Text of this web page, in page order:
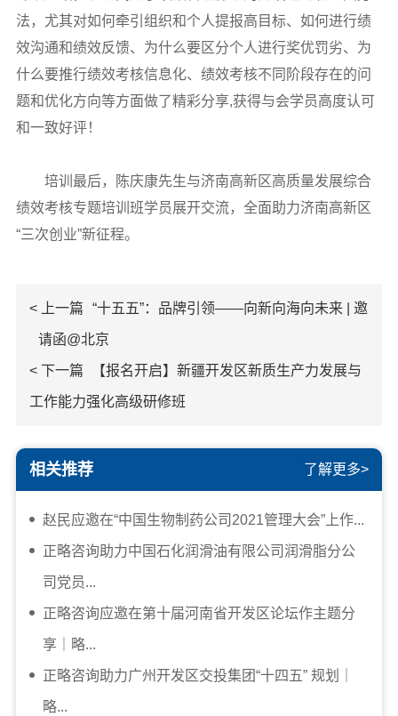
法，尤其对如何牵引组织和个人提报高目标、如何进行绩
效沟通和绩效反馈、为什么要区分个人进行奖优罚劣、为
什么要推行绩效考核信息化、绩效考核不同阶段存在的问
题和优化方向等方面做了精彩分享,获得与会学员高度认可
和一致好评！
培训最后，陈庆康先生与济南高新区高质量发展综合
绩效考核专题培训班学员展开交流，全面助力济南高新区
“三次创业”新征程。
< 上一篇 “十五五”：品牌引领——向新向海向未来 | 邀
请函@北京
< 下一篇 【报名开启】新疆开发区新质生产力发展与
工作能力强化高级研修班
相关推荐 了解更多>
赵民应邀在“中国生物制药公司2021管理大会”上作...
正略咨询助力中国石化润滑油有限公司润滑脂分公
司党员...
正略咨询应邀在第十届河南省开发区论坛作主题分
享｜略...
正略咨询助力广州开发区交投集团“十四五” 规划｜
略...